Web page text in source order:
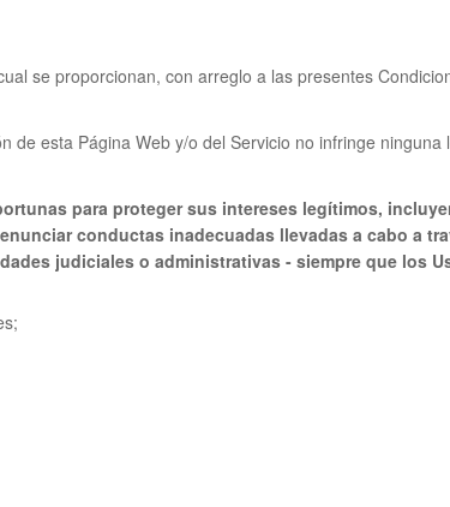
se proporcionan, con arreglo a las presentes
esta Página Web y/o del Servicio no infringe ninguna
para proteger sus intereses legítimos,
conductas inadecuadas llevadas a cabo a
judiciales o administrativas - siempre que los